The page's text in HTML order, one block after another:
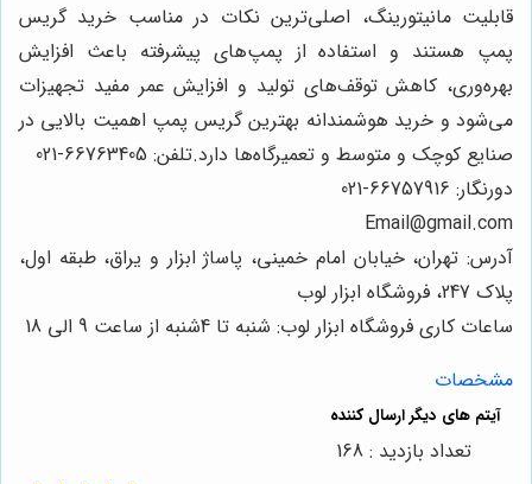
قابلیت مانیتورینگ، اصلی‌ترین نکات در مناسب خرید گریس
پمپ هستند و استفاده از پمپ‌های پیشرفته باعث افزایش
بهره‌وری، کاهش توقف‌های تولید و افزایش عمر مفید تجهیزات
می‌شود و خرید هوشمندانه بهترین گریس پمپ اهمیت بالایی در
صنایع کوچک و متوسط و تعمیرگاه‌ها دارد.تلفن: 66763405-021
دورنگار: 66757916-021
Email@gmail.com
آدرس: تهران، خیابان امام خمینی، پاساژ ابزار و یراق، طبقه اول،
پلاک 247، فروشگاه ابزار لوب
ساعات کاری فروشگاه ابزار لوب: شنبه تا 4شنبه از ساعت 9 الی 18
مشخصات
تعداد بازدید : 168